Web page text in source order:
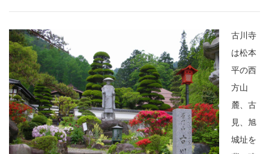
古川寺
は松本
平の西
方山
麓、古
見、旭
城址を